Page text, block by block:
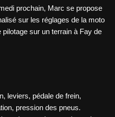
prochain, Marc se propose
sur les réglages de la moto
sur un terrain à Fay de
leviers, pédale de frein,
pression des pneus.